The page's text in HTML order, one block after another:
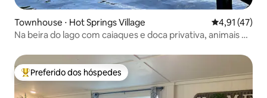
Townhouse ⋅ Hot Springs Village 4,91 de uma
4,91 (47)
Na beira do lago com caiaques e doca privativa, animais de
Entre os melhores preferidos dos hóspedes
Preferido dos hóspedes